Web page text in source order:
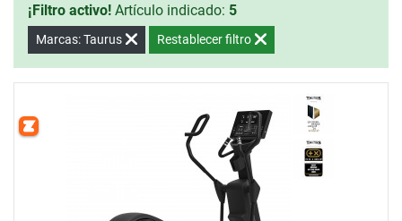
¡Filtro activo! Artículo indicado: 5
Marcas: Taurus Restablecer filtro